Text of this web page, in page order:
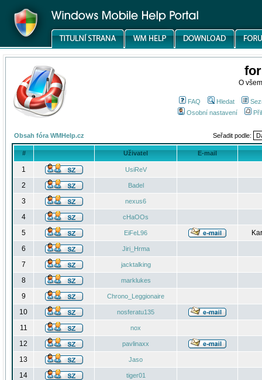
O
FAQ Hledat
Osobní nastavení
Obsah fóra WMHelp.cz Seřadit podle:
# Uživatel E-mail
1 UsiReV
2 Badel
3 nexus6
4 cHaOOs
5 EiFeL96
6
Jiri_Hrma
7 jacktalking
8 marklukes
9 Chrono_Leggionaire
10 nosferatu135
11 nox
12 pavlinaxx
13 Jaso
14 tiger01